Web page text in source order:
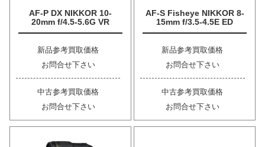
AF-P DX NIKKOR 10-
20mm f/4.5-5.6G VR
新品参考買取価格
お問合せ下さい
中古参考買取価格
お問合せ下さい
AF-S Fisheye NIKKOR 8-
15mm f/3.5-4.5E ED
新品参考買取価格
お問合せ下さい
中古参考買取価格
お問合せ下さい